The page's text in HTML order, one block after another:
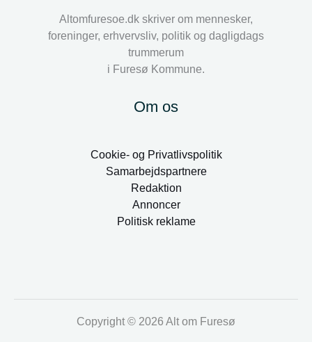
Altomfuresoe.dk skriver om mennesker,
foreninger, erhvervsliv, politik og dagligdags
trummerum
i Furesø Kommune.
Om os
Cookie- og Privatlivspolitik
Samarbejdspartnere
Redaktion
Annoncer
Politisk reklame
Copyright © 2026 Alt om Furesø